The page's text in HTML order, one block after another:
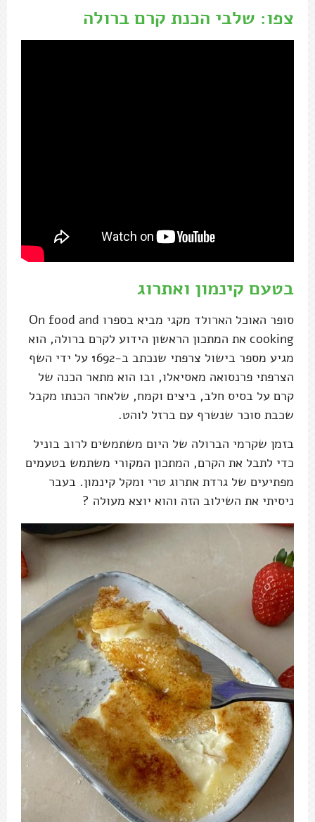
צפו: שלבי הכנת קרם ברולה
בטעם קינמון ואתרוג
סופר האוכל הארולד מקגי מביא בספרו On food and
cooking את המתכון הראשון הידוע לקרם ברולה, הוא
מגיע מספר בישול צרפתי שנכתב ב-1692 על ידי השף
הצרפתי פרנסואה מאסיאלו, ובו הוא מתאר הכנה של
קרם על בסיס חלב, ביצים וקמח, שלאחר הכנתו מקבל
שכבת סוכר שנשרף עם ברזל לוהט.
בזמן שקרמי הברולה של היום משתמשים לרוב בוניל
כדי לתבל את הקרם, המתכון המקורי משתמש בטעמים
מפתיעים של גרדת אתרוג טרי ומקל קינמון. בעבר
ניסיתי את השילוב הזה והוא יוצא מעולה ?